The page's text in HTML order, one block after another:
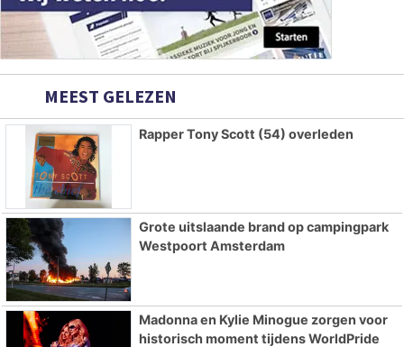
MEEST GELEZEN
Rapper Tony Scott (54) overleden
Grote uitslaande brand op campingpark
Westpoort Amsterdam
Madonna en Kylie Minogue zorgen voor
historisch moment tijdens WorldPride